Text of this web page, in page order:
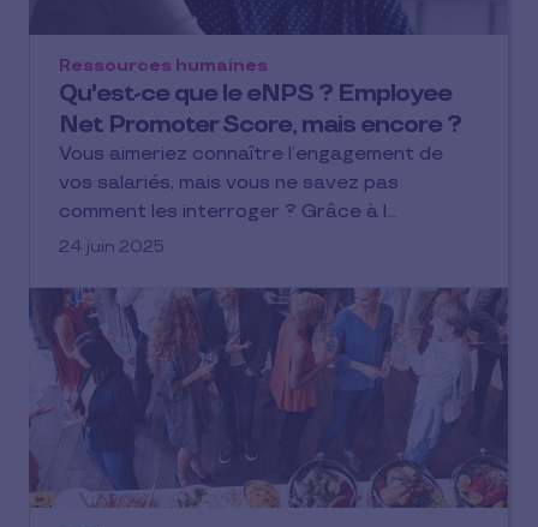
Qu'est-ce que le eNPS ? Employee
Net Promoter Score, mais encore ?
Ressources humaines
Vous aimeriez connaître l’engagement de
vos salariés, mais vous ne savez pas
comment les interroger ? Grâce à l…
24 juin 2025